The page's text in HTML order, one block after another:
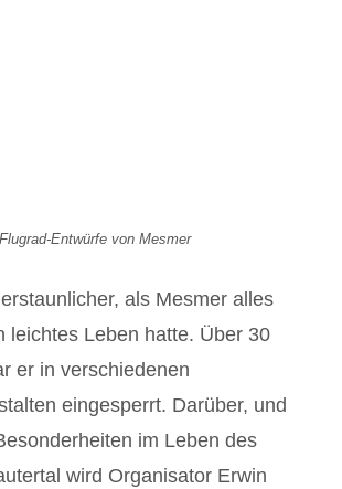
Flugrad-Entwürfe von Mesmer
als Mesmer alles
leichtes Leben hatte. Über 30
er in verschiedenen
eingesperrt. Darüber, und
im Leben des
wird Organisator Erwin